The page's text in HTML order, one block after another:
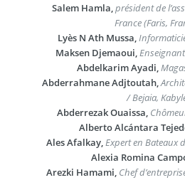
Salem Hamla,président de
France (Faris,
Lyès N Ath Mussa,
Maksen Djemaoui,
Abdelkarim Ayadi,
Abderrahmane Adjtoutah,
/ Bejaia,
Abderrezak Ouaissa,
Alberto Alcántara
Ales Afalkay,Expert en Bateaux
Alexia Romina
Arezki Hamami, Chef